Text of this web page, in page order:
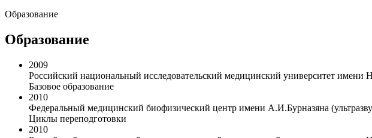
Образование
Образование
2009
Российский национальный исследовательский медицинский университет имени
Базовое образование
2010
Федеральный медицинский биофизический центр имени А.И.Бурназяна
Циклы переподготовки
2010